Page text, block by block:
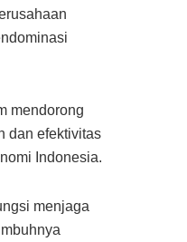
mendorong
dan efektivitas
Indonesia.
menjaga